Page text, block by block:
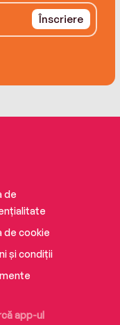
cautionary tale
Înscriere
app-ul
de
de cookie
și condiții